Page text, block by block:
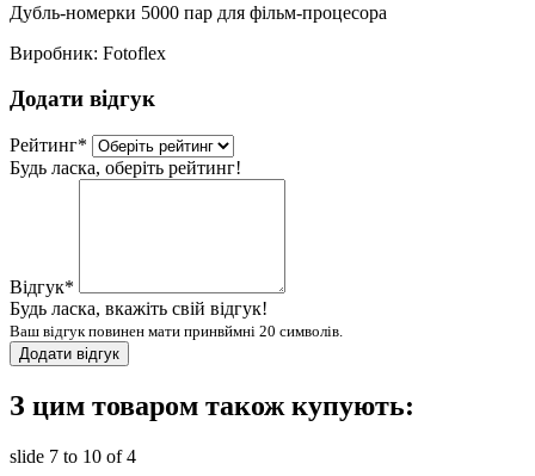
Дубль-номерки 5000 пар для фільм-процесора
Виробник: Fotoflex
Додати відгук
Рейтинг*
Будь ласка, оберіть рейтинг!
Відгук*
Будь ласка, вкажіть свій відгук!
Ваш відгук повинен мати принвймні 20 символів.
Додати відгук
З цим товаром також купують:
slide 7 to 10 of 4